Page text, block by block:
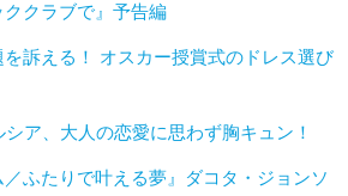
ククラブで』予告編
訴える！ オスカー授賞式のドレス選び
ア、大人の恋愛に思わず胸キュン！
／ふたりで叶える夢』ダコタ・ジョンソ